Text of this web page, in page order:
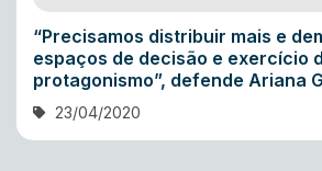
“Precisamos distribuir mais e
espaços de decisão e exercício
protagonismo”, defende Ariana
23/04/2020